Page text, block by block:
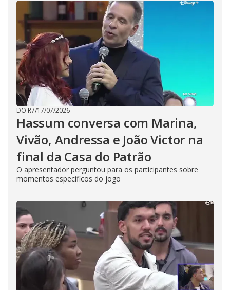
DO R7/17/07/2026
Hassum conversa com Marina,
Vivão, Andressa e João Victor na
final da Casa do Patrão
O apresentador perguntou para os participantes sobre
momentos específicos do jogo